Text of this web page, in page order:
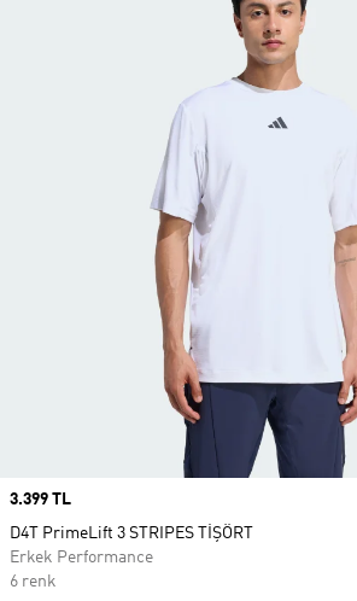
Price
3.399 TL
D4T PrimeLift 3 STRIPES TİŞÖRT
Erkek Performance
6 renk